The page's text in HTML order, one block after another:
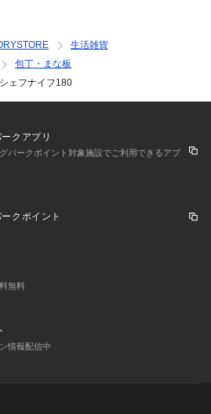
生活雑貨
包丁・まな板
ェフナイフ180
クアプリ
パークポイント対象施設でご利用できるアプ
クポイント
無料
情報配信中